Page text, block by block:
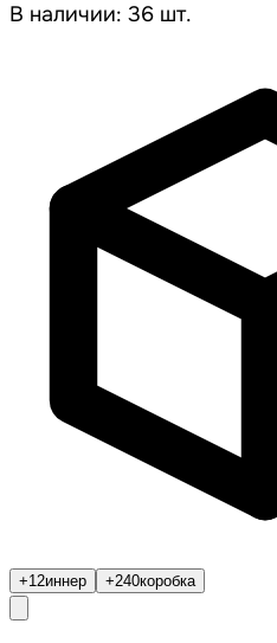
В наличии: 36 шт.
+12иннер +240коробка